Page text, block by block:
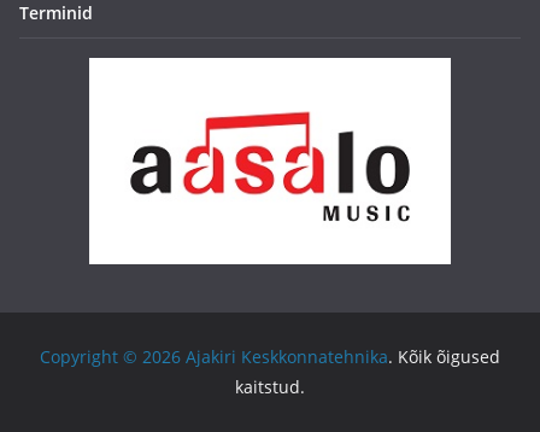
Terminid
Copyright © 2026 Ajakiri Keskkonnatehnika. Kõik õigused
kaitstud.